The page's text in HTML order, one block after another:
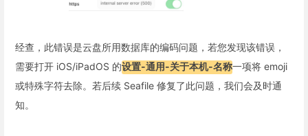
经查，此错误是云盘所用数据库的编码问题，若您发现该错误，
需要打开 iOS/iPadOS 的设置-通用-关于本机-名称一项将 emoji
或特殊字符去除。若后续 Seafile 修复了此问题，我们会及时通
知。